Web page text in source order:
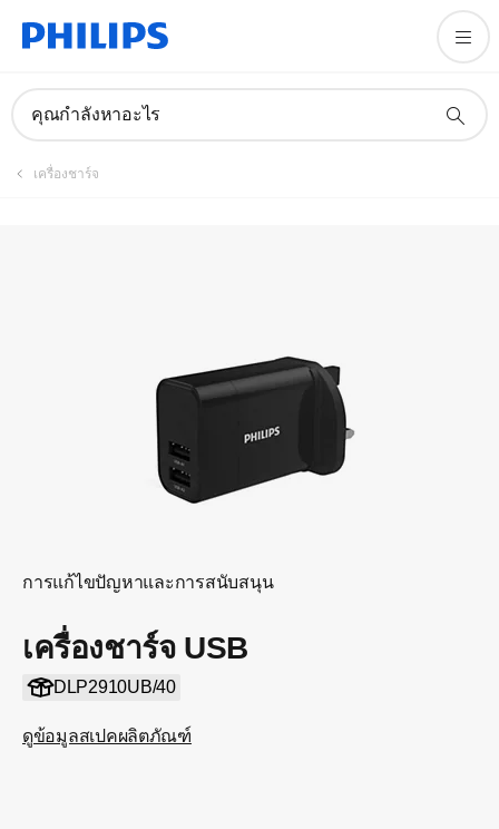
คุณกำลังหาอะไร
เครื่องชาร์จ
การแก้ไขปัญหาและการสนับสนุน
เครื่องชาร์จ USB
DLP2910UB/40
ดูข้อมูลสเปคผลิตภัณฑ์
คู่มือและเอกสาร